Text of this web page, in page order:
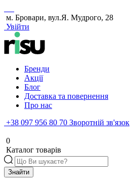
м. Бровари, вул.Я. Мудрого, 28
Увійти
Бренди
Акції
Блог
Доставка та повернення
Про нас
+38 097 956 80 70 Зворотній зв'язок
0
Каталог товарів
Знайти